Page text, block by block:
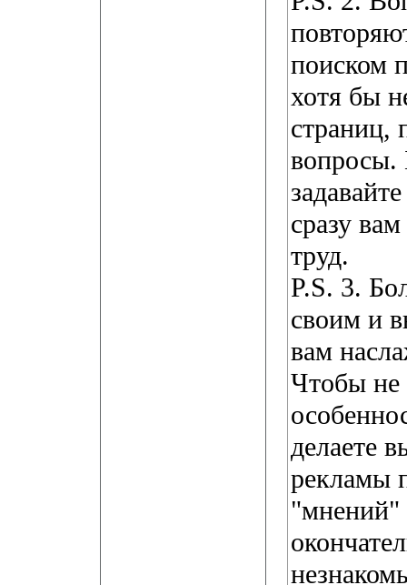
поиском
хотя бы
страниц,
вопросы.
сразу
труд.
P.S. 3.
своим и
вам
Чтобы не
делаете
рекламы
"мнений"